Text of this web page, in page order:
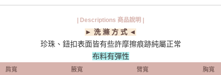
| Descriptions 商品說明 |
► 洗 滌 方 式 ◄
珍珠、鈕扣表面皆有些許摩擦痕跡純屬正常
布料有彈性
肩寬 腋寬 臂寬 胸寬